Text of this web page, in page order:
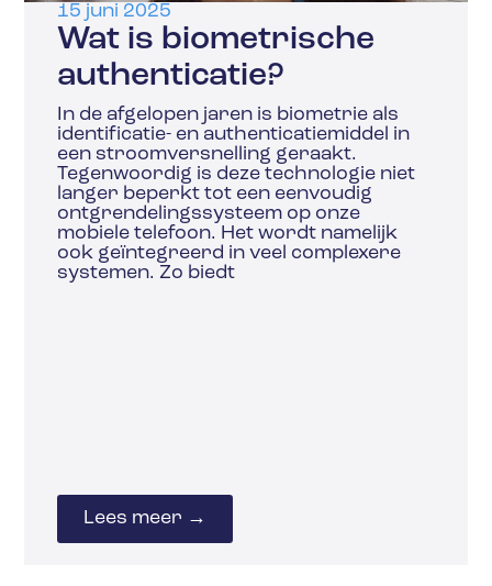
15 juni 2025
Wat is biometrische
authenticatie?
In de afgelopen jaren is biometrie als
identificatie- en authenticatiemiddel in
een stroomversnelling geraakt.
Tegenwoordig is deze technologie niet
langer beperkt tot een eenvoudig
ontgrendelingssysteem op onze
mobiele telefoon. Het wordt namelijk
ook geïntegreerd in veel complexere
systemen. Zo biedt
Lees meer →